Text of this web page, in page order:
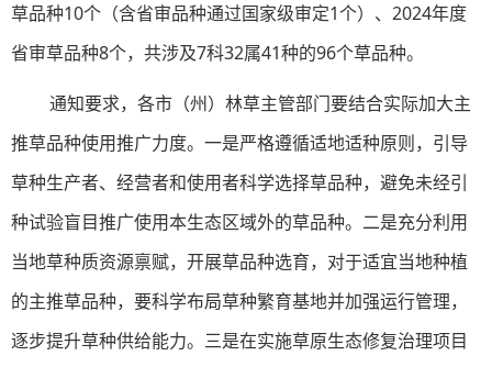
草品种10个（含省审品种通过国家级审定1个）、2024年度
省审草品种8个，共涉及7科32属41种的96个草品种。
通知要求，各市（州）林草主管部门要结合实际加大主
推草品种使用推广力度。一是严格遵循适地适种原则，引导
草种生产者、经营者和使用者科学选择草品种，避免未经引
种试验盲目推广使用本生态区域外的草品种。二是充分利用
当地草种质资源禀赋，开展草品种选育，对于适宜当地种植
的主推草品种，要科学布局草种繁育基地并加强运行管理，
逐步提升草种供给能力。三是在实施草原生态修复治理项目